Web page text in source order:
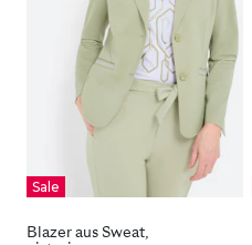
Sale
Blazer aus Sweat,